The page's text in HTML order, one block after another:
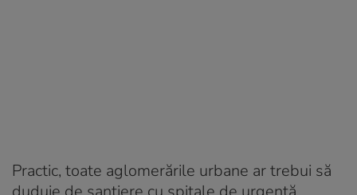
Practic, toate aglomerările urbane ar trebui să